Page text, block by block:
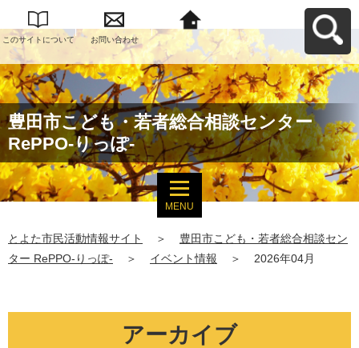
このサイトについて お問い合わせ
とよた市民活動情報
サイトへ戻る
豊田市こども・若者総合相談センター
RePPO-りっぽ-
MENU
とよた市民活動情報サイト ＞
豊田市こども・若者総合相談セン
ター RePPO-りっぽ-
＞ イベント情報 ＞ 2026年04月
アーカイブ